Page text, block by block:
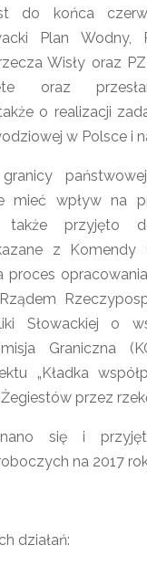
do końca
Plan Wodny,
Wisły oraz
oraz
o realizacji
w Polsce i
mieć wpływ na
także przyjęto
z Komendy
proces
Słowackiej o
Graniczna
„Kładka
przez
się i
na 2017
działań: